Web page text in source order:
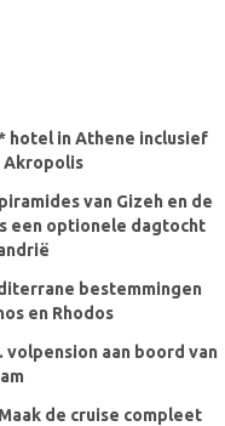
hotel in Athene inclusief
Akropolis
van Gizeh en de
een optionele dagtocht
bestemmingen
en Rhodos
volpension aan boord van
de cruise compleet